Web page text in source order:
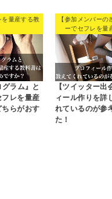
を量産する教
グラム』と
フレを量産
らがおす
【参加メンバーの
ーでセフレを量
【ツイッター出
ィール作りを詳
れているのが参
た！